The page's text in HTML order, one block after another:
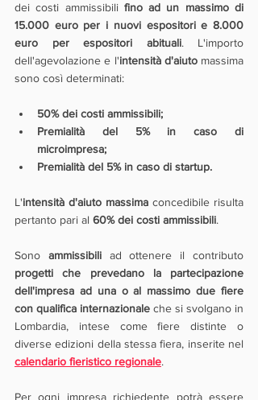
dei costi ammissibili fino ad un massimo di
15.000 euro per i nuovi espositori e 8.000
euro per espositori abituali. L'importo
dell'agevolazione e l'intensità d'aiuto massima
sono così determinati:
50% dei costi ammissibili;
Premialità del 5% in caso di
microimpresa;
Premialità del 5% in caso di startup.
L'intensità d'aiuto massima concedibile risulta
pertanto pari al 60% dei costi ammissibili.
Sono ammissibili
progetti che prevedano la partecipazione
dell'impresa ad una o al massimo due fiere
con qualifica internazionale che si svolgano in
Lombardia, intese come fiere distinte o
calendario fieristico regionale.